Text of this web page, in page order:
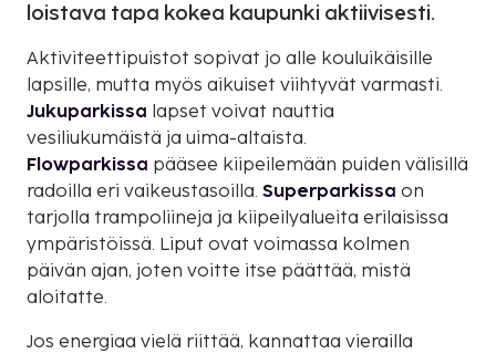
loistava tapa kokea kaupunki aktiivisesti.
Aktiviteettipuistot sopivat jo alle kouluikäisille
lapsille, mutta myös aikuiset viihtyvät varmasti.
Jukuparkissa lapset voivat nauttia
vesiliukumäistä ja uima-altaista.
Flowparkissa pääsee kiipeilemään puiden välisillä
radoilla eri vaikeustasoilla. Superparkissa on
tarjolla trampoliineja ja kiipeilyalueita erilaisissa
ympäristöissä. Liput ovat voimassa kolmen
päivän ajan, joten voitte itse päättää, mistä
aloitatte.
Jos energiaa vielä riittää, kannattaa vierailla